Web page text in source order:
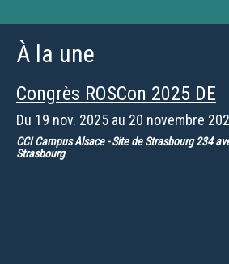
À la une
Congrès ROSCon 2025 DE
Du 19 nov. 2025 au 20 novembre
CCI Campus Alsace - Site de Strasbourg 234
Strasbourg